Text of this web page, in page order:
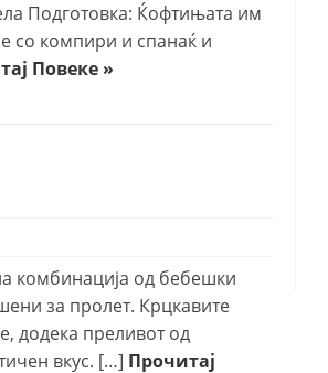
Подготовка: Ќофтињата им
со компири и спанаќ и
Повеке »
комбинација од бебешки
за пролет. Крцкавите
додека преливот од
вкус. […] Прочитај